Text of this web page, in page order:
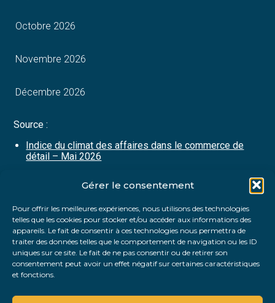
Gérer le consentement
Pour offrir les meilleures expériences, nous utilisons des technologies
telles que les cookies pour stocker et/ou accéder aux informations des
appareils. Le fait de consentir à ces technologies nous permettra de
traiter des données telles que le comportement de navigation ou les ID
uniques sur ce site. Le fait de ne pas consentir ou de retirer son
consentement peut avoir un effet négatif sur certaines caractéristiques
et fonctions.
Octobre 2026
Novembre 2026
Décembre 2026
Source :
Indice du climat des affaires dans le commerce de
détail – Mai 2026
FaceBook
TwitterLinkedIn